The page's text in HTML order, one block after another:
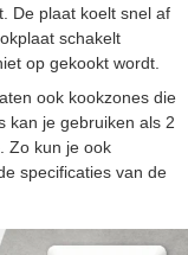
De plaat koelt snel af
schakelt
op gekookt wordt.
ook kookzones die
kan je gebruiken als 2
Zo kun je ook
specificaties van de